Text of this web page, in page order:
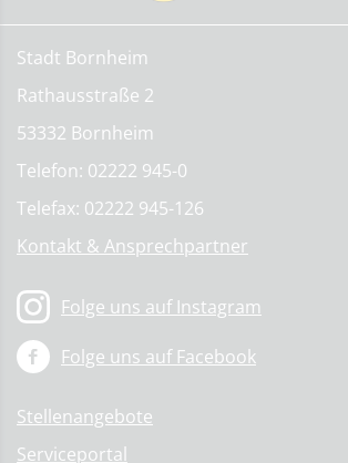
Stadt Bornheim
Rathausstraße 2
53332 Bornheim
Telefon: 02222 945-0
Telefax: 02222 945-126
Kontakt & Ansprechpartner
Folge uns auf Instagram
Folge uns auf Facebook
Stellenangebote
Serviceportal